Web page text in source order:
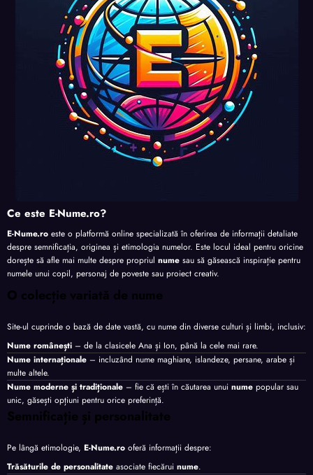
te
te
Ce este E-Nume.ro?
E-Nume.ro este o platformă online specializată în oferirea de informații detaliate
despre semnificația, originea și etimologia numelor. Este locul ideal pentru oricine
dorește să afle mai multe despre propriul nume sau să găsească inspirație pentru
numele unui copil, personaj de poveste sau proiect creativ.
O colecție variată de nume
Site-ul cuprinde o bază de date vastă, cu nume din diverse culturi și limbi, inclusiv:
Nume românești – de la clasicele Ana și Ion, până la cele mai rare.
Nume internaționale – incluzând nume maghiare, islandeze, persane, arabe și
multe altele.
Nume moderne și tradiționale – fie că ești în căutarea unui nume popular sau
unic, găsești opțiuni pentru orice preferință.
Semnificație și personalitate
Pe lângă etimologie, E-Nume.ro oferă informații despre:
Trăsăturile de personalitate asociate fiecărui nume.